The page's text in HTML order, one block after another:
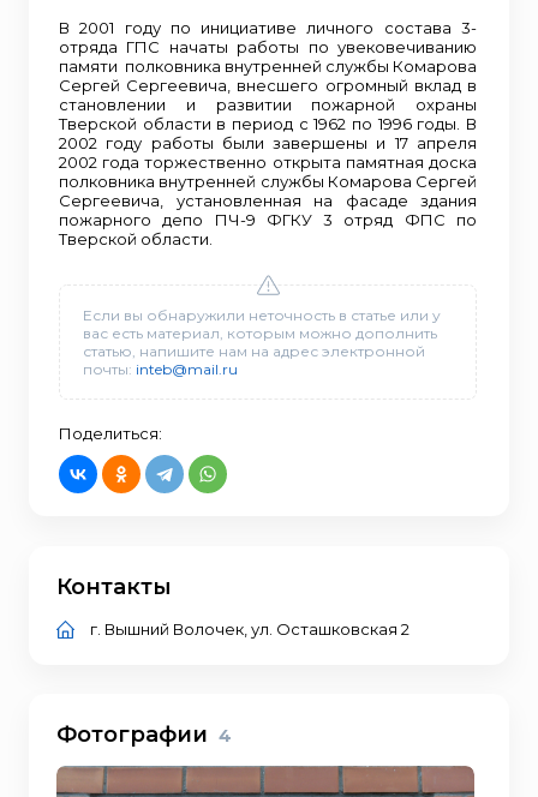
В 2001 году по инициативе личного состава 3-
отряда ГПС начаты работы по увековечиванию
памяти полковника внутренней службы Комарова
Сергей Сергеевича, внесшего огромный вклад в
становлении и развитии пожарной охраны
Тверской области в период с 1962 по 1996 годы. В
2002 году работы были завершены и 17 апреля
2002 года торжественно открыта памятная доска
полковника внутренней службы Комарова Сергей
Сергеевича, установленная на фасаде здания
пожарного депо ПЧ-9 ФГКУ 3 отряд ФПС по
Тверской области.
Если вы обнаружили неточность в статье или у
вас есть материал, которым можно дополнить
статью, напишите нам на адрес электронной
почты: inteb@mail.ru
Поделиться:
Контакты
г. Вышний Волочек, ул. Осташковская 2
Фотографии 4